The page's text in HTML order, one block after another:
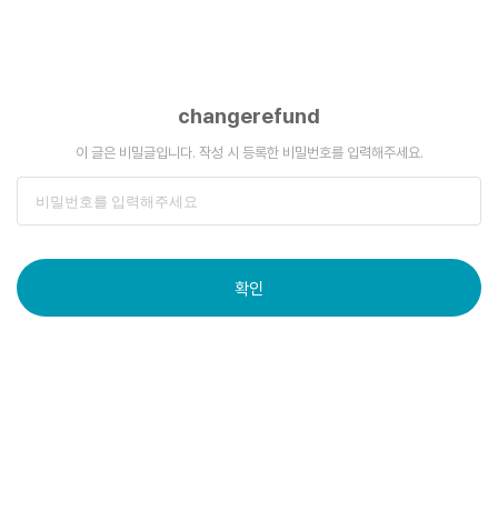
changerefund
이 글은 비밀글입니다. 작성 시 등록한 비밀번호를 입력해주세요.
확인